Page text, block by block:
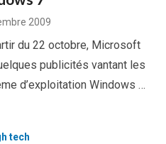
2009
du 22 octobre, Microsoft
publicités vantant les
d’exploitation Windows …
tech